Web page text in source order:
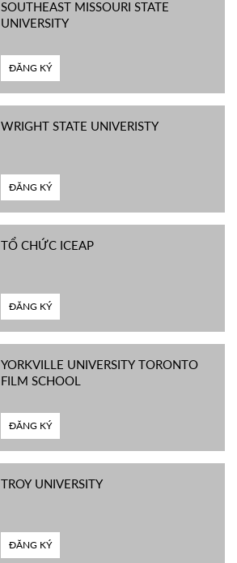
SOUTHEAST MISSOURI STATE
UNIVERSITY
ĐĂNG KÝ
WRIGHT STATE UNIVERISTY
ĐĂNG KÝ
TỔ CHỨC ICEAP
ĐĂNG KÝ
YORKVILLE UNIVERSITY TORONTO
FILM SCHOOL
ĐĂNG KÝ
TROY UNIVERSITY
ĐĂNG KÝ